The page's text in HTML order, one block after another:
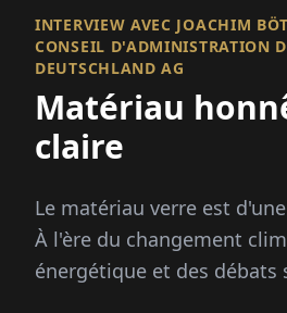
INTERVIEW AVEC JOACHIM
CONSEIL D'ADMINISTRATION
DEUTSCHLAND AG
Matériau
claire
Le matériau verre est
À l'ère du changement
énergétique et des débats